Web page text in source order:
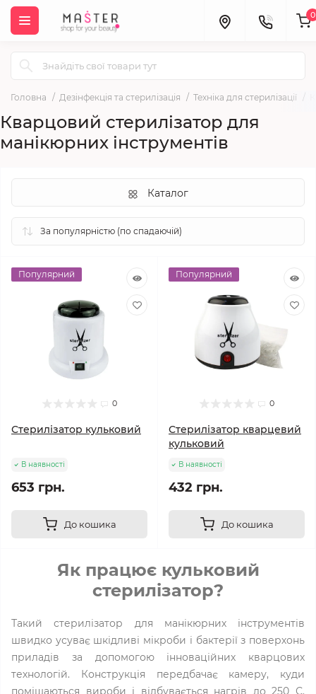
0
Головна Дезінфекція та стерилізація Техніка для стерилізації
Кварцовий стерилізатор для
манікюрних інструментів
Каталог
Популярний
0
Стерилізатор кульковий
В наявності
653 грн.
До кошика
Популярний
0
Стерилізатор кварцевий
кульковий
В наявності
432 грн.
До кошика
Як працює кульковий
стерилізатор?
Такий стерилізатор для манікюрних інструментів
швидко усуває шкідливі мікроби і бактерії з поверхонь
приладів за допомогою інноваційних кварцових
технологій. Конструкція передбачає камеру, куди
поміщаються вироби і відбувається нагрів до 250 С.